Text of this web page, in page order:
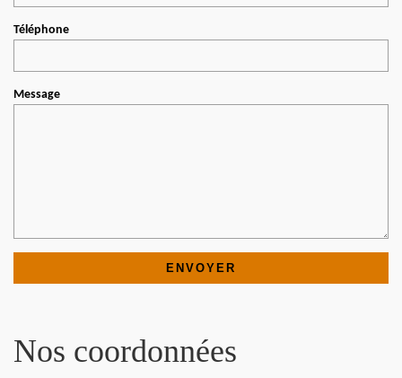
Téléphone
Message
Nos coordonnées